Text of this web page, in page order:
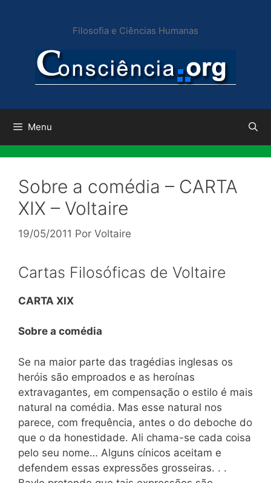
conteúdo
Filosofia e Ciências Humanas
Menu
Sobre a comédia – CARTA
XIX – Voltaire
19/05/2011 Por Voltaire
Cartas Filosóficas de Voltaire
CARTA XIX
Sobre a comédia
Se na maior parte das tragédias inglesas os
heróis são emproados e as heroínas
extravagantes, em compensação o estilo é mais
natural na comédia. Mas esse natural nos
parece, com frequência, antes o do deboche do
que o da honestidade. Ali chama-se cada coisa
pelo seu nome… Alguns cínicos aceitam e
defendem essas expressões grosseiras. . .